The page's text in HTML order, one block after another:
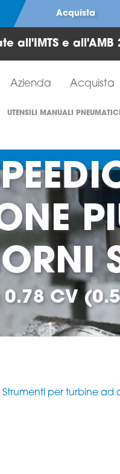
Acquista
all'IMTS e all'AMB
Azienda Acquista
UTENSILI MANUALI PNEUMATICI
CV
Strumenti per turbine ad